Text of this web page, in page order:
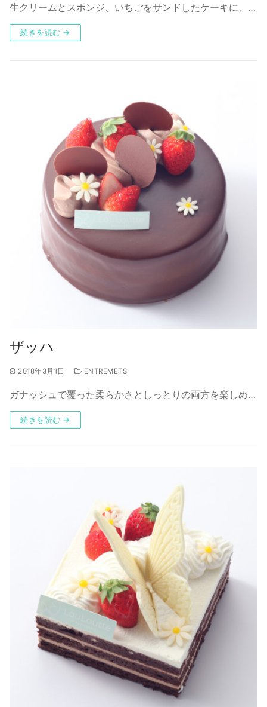
生クリームとスポンジ、いちごをサンドしたケーキに、…
続きを読む →
ザッハ
2018年3月1日 ENTREMETS
ガナッシュで覆った柔らかさとしっとりの両方を楽しめ…
続きを読む →